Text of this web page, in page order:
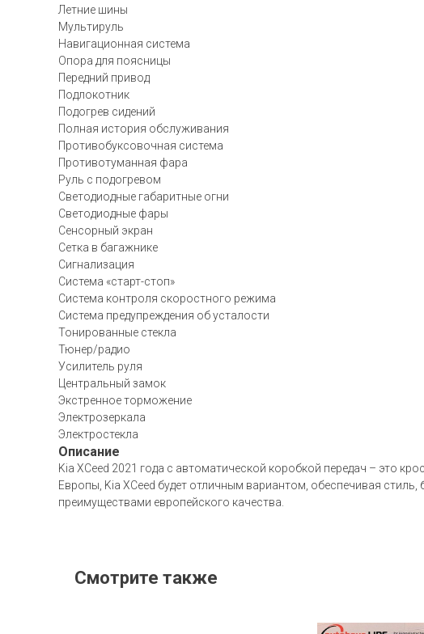
Летние шины
Мультируль
Навигационная система
Опора для поясницы
Передний привод
Подлокотник
Подогрев сидений
Полная история обслуживания
Противобуксовочная система
Противотуманная фара
Руль с подогревом
Светодиодные габаритные огни
Светодиодные фары
Сенсорный экран
Сетка в багажнике
Сигнализация
Система «старт-стоп»
Система контроля скоростного режима
Система предупреждения об усталости
Тонированные стекла
Тюнер/радио
Усилитель руля
Центральный замок
Экстренное торможение
Электрозеркала
Электростекла
Описание
Kia XCeed 2021 года с автоматической коробкой передач – это
Европы, Kia XCeed будет отличным вариантом, обеспечивая
преимуществами европейского качества.
Смотрите также